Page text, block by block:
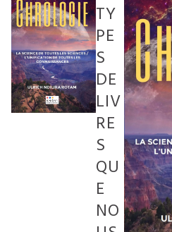
TY
PE
S
DE
LIV
RE
S
QU
E
NO